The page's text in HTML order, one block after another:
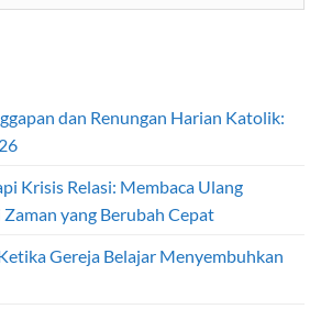
dan Renungan Harian Katolik:
Krisis Relasi: Membaca Ulang
yang Berubah Cepat
Gereja Belajar Menyembuhkan